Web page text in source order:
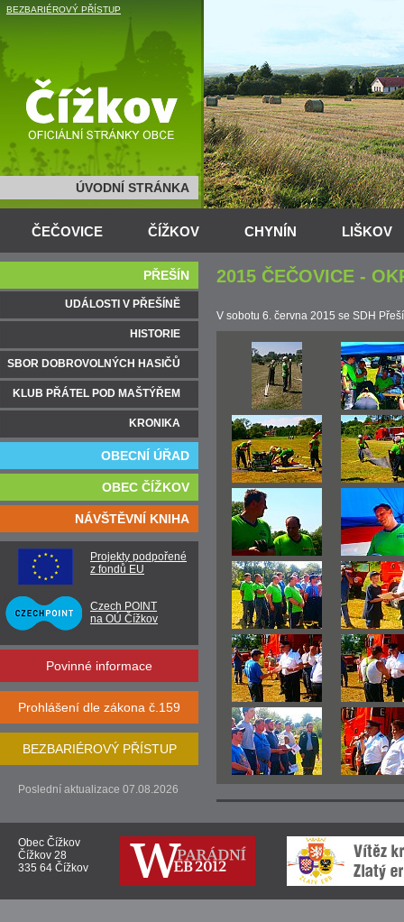
BEZBARIÉROVÝ PŘÍSTUP
ÚVODNÍ STRÁNKA
ČEČOVICE ČÍŽKOV CHYNÍN LIŠKOV
2015 ČEČOVICE -
V sobotu 6. ‎června ‎2015 se SDH
PŘEŠÍN
UDÁLOSTI V PŘEŠÍNĚ
HISTORIE
SBOR DOBROVOLNÝCH HASIČŮ
KLUB PŘÁTEL POD MAŠTÝŘEM
KRONIKA
OBECNÍ ÚŘAD
OBEC ČÍŽKOV
NÁVŠTĚVNÍ KNIHA
Projekty podpořené
z fondů EU
Czech POINT
na OÚ Čížkov
Povinné informace
Prohlášení dle zákona č.159
BEZBARIÉROVÝ PŘÍSTUP
Poslední aktualizace 07.08.2026
Obec Čížkov
Čížkov 28
335 64 Čížkov